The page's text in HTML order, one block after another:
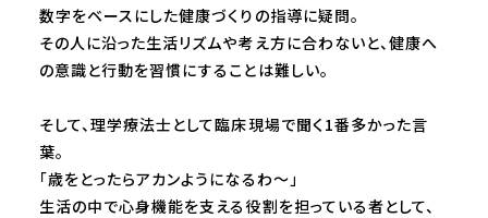
数字をベースにした健康づくりの指導に疑問。
その人に沿った生活リズムや考え方に合わないと、健康へ
の意識と行動を習慣にすることは難しい。
そして、理学療法士として臨床現場で聞く1番多かった言
葉。
「歳をとったらアカンようになるわ〜」
生活の中で心身機能を支える役割を担っている者として、